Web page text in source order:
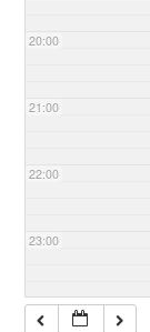
20:00
21:00
22:00
23:00